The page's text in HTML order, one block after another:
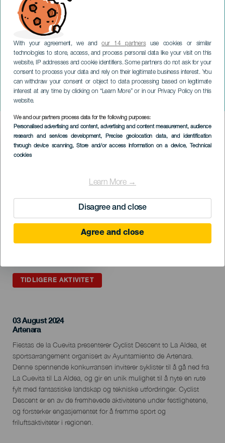
With your agreement, we andour 14 partnersuse cookies or similar
technologies to store, access, and process personal data like your visit on this
website, IP addresses and cookie identifiers. Some partners do not ask for your
consent to process your data and rely on their legitimate business interest. You
can withdraw your consent or object to data processing based on legitimate
interest at any time by clicking on “Learn More” or in our Privacy Policy on this
website.
We and our partners process data for the following purposes:
Personalised advertising and content, advertising and content measurement, audience
research and services development, Precise geolocation data, and identification
through device scanning, Store and/or access information on a device, Technical
cookies
Learn More →
Disagree and close
Agree and close
Syklistnedstigning til La
Aldea
GRAN CANARIA
Imagen
Listado
TIDLIGERE AKTIVITET
03 August 2024
Localidad
Artenara
Descripción
del
evento
Fiestas de la Cuevita presenterer Cyclist Descent to La Aldea, et
sportsarrangement organisert av Ayuntamiento de Artenara.
Denne spennende konkurransen inviterer syklister til å gå ned fra
La Cuevita til La Aldea, og gir en unik mulighet til å nyte en rute
fylt med fantastiske landskap og tekniske utfordringer. Cyclist
Descent er en av de fremhevede aktivitetene under festlighetene,
og forsterker engasjementet for å fremme sport og
friluftsaktiviteter i regionen.